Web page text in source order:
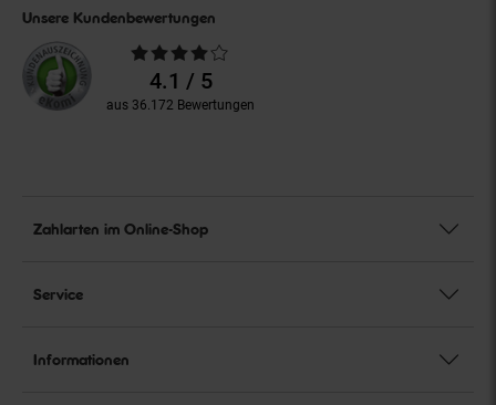
Unsere Kundenbewertungen
Durchschnittliche
Bewertungen4.1 / 5
aus 36.172 Bewertungen
Zahlarten im Online-Shop
Service
Informationen